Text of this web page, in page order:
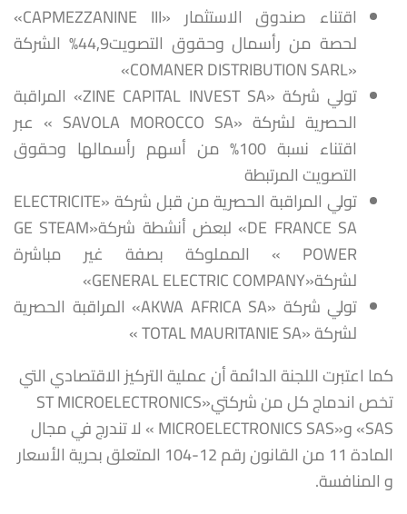
اقتناء صندوق الاستثمار «CAPMEZZANINE III»
لحصة من رأسمال وحقوق التصويت44,9% الشركة
«COMANER DISTRIBUTION SARL»
تولي شركة «ZINE CAPITAL INVEST SA» المراقبة
الحصرية لشركة «SAVOLA MOROCCO SA » عبر
اقتناء نسبة 100% من أسهم رأسمالها وحقوق
التصويت المرتبطة
تولي المراقبة الحصرية من قبل شركة «ELECTRICITE
DE FRANCE SA» لبعض أنشطة شركة«GE STEAM
POWER » المملوكة بصفة غير مباشرة
لشركة«GENERAL ELECTRIC COMPANY»
تولي شركة «AKWA AFRICA SA» المراقبة الحصرية
لشركة «TOTAL MAURITANIE SA »
كما اعتبرت اللجنة الدائمة أن عملية التركيز الاقتصادي التي
تخص اندماج كل من شركتي«ST MICROELECTRONICS
SAS» و«MICROELECTRONICS SAS » لا تندرج في مجال
المادة 11 من القانون رقم 12-104 المتعلق بحرية الأسعار
و المنافسة.